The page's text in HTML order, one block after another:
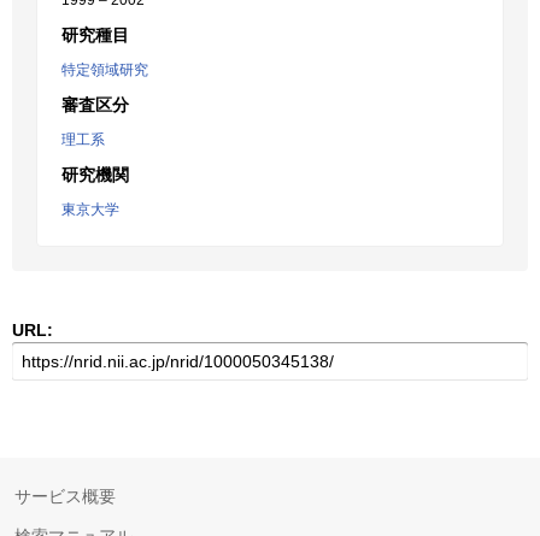
研究種目
特定領域研究
審査区分
理工系
研究機関
東京大学
URL:
サービス概要